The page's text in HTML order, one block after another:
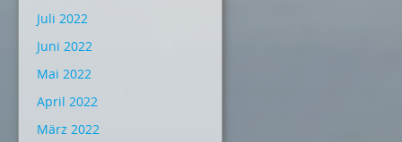
Juli 2022
Juni 2022
Mai 2022
April 2022
März 2022